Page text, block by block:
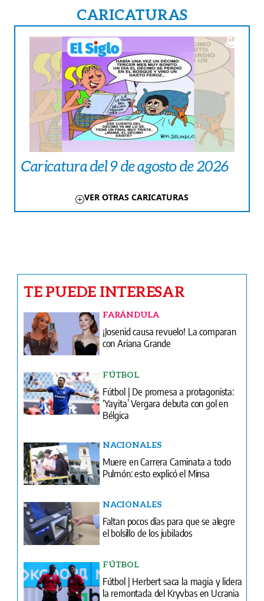
CARICATURAS
Caricatura del 9 de agosto de 2026
VER OTRAS CARICATURAS
¡Josenid causa revuelo! La comparan
con Ariana Grande
FÚTBOL
Fútbol | De promesa a protagonista:
‘Yayita’ Vergara debuta con gol en
NACIONALES
Muere en Carrera Caminata a todo
Pulmón: esto explicó el Minsa
NACIONALES
Faltan pocos días para que se alegre
el bolsillo de los jubilados
FÚTBOL
Fútbol | Herbert saca la magia y lidera
la remontada del Kryvbas en Ucrania
FARÁNDULA
Reny Rentería: De los reflectores de
TV a una apuesta musical sin